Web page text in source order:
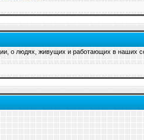
о людях, живущих и работающих в наших